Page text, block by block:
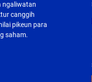
ngaliwatan
canggih
pikeun para
saham.